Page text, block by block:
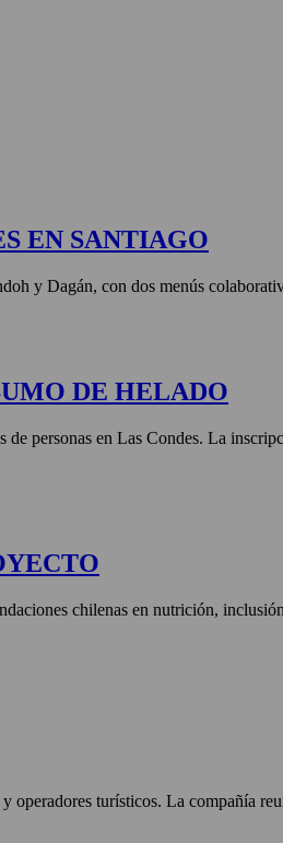
EN SANTIAGO
y Dagán, con dos menús
DE HELADO
personas en Las Condes. La
chilenas en nutrición,
operadores turísticos. La compañía